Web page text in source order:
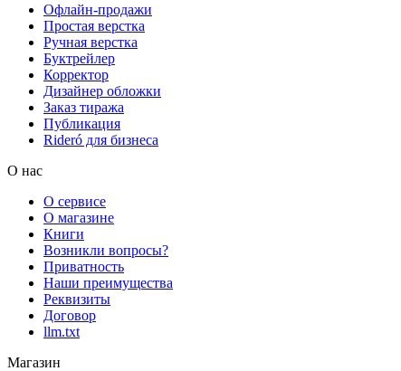
Офлайн-продажи
Простая верстка
Ручная верстка
Буктрейлер
Корректор
Дизайнер обложки
Заказ тиража
Публикация
Rideró для бизнеса
О нас
О сервисе
О магазине
Книги
Возникли вопросы?
Приватность
Наши преимущества
Реквизиты
Договор
llm.txt
Магазин